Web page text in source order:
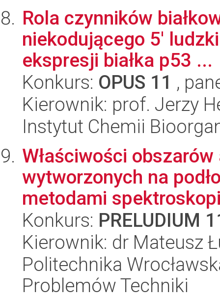
Rola czynników
niekodującego 5'
ekspresji białka p53 ...
Konkurs: OPUS 11 ,
Kierownik: prof. Jerzy
Instytut Chemii
Właściwości
wytworzonych na
metodami
Konkurs: PRELUDIUM
Kierownik: dr Mateusz
Politechnika
Problemów Techniki